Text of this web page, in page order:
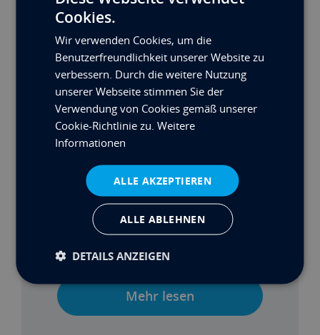
MAX’S BUILD: TEIL 2
Mehr lesen
Cookies.
Wir verwenden Cookies, um die
Benutzerfreundlichkeit unserer Website zu
verbessern. Durch die weitere Nutzung
unserer Webseite stimmen Sie der
Verwendung von Cookies gemäß unserer
Cookie-Richtlinie zu.Weitere
Informationen
ALLE AKZEPTIEREN
ALLE ABLEHNEN
DETAILS ANZEIGEN